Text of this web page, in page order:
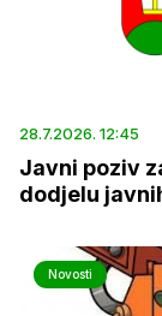
28.7.2026. 12:45
Javni poziv
dodjelu
Novosti